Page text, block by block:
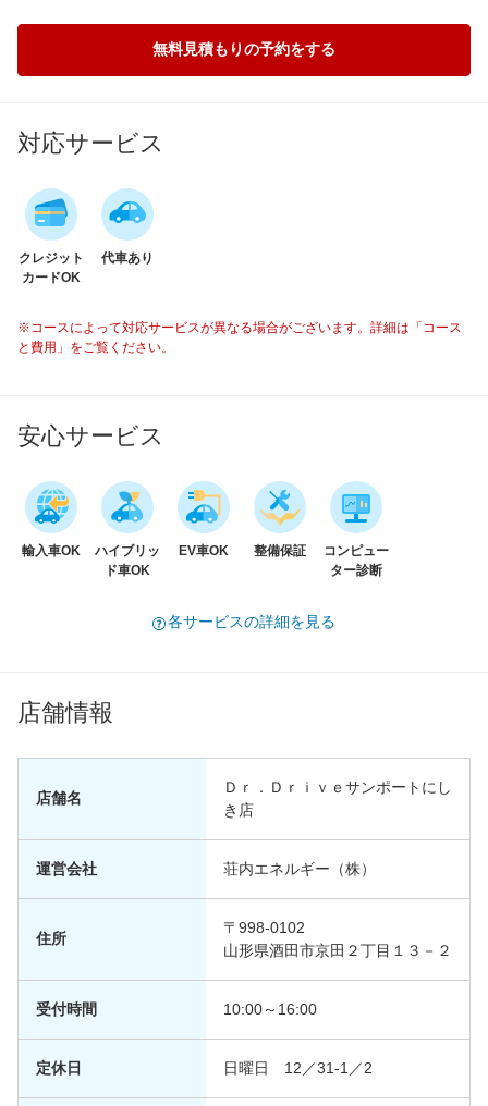
無料見積もりの予約をする
対応サービス
クレジット
カードOK
代車あり
※コースによって対応サービスが異なる場合がございます。詳細は「コース
と費用」をご覧ください。
安心サービス
輸入車OK
ハイブリッ
ド車OK
EV車OK 整備保証
コンピュー
ター診断
各サービスの詳細を見る
店舗情報
店舗名
Ｄｒ．Ｄｒｉｖｅサンポートにし
き店
運営会社 荘内エネルギー（株）
住所
〒998-0102
山形県酒田市京田２丁目１３－２
受付時間 10:00～16:00
定休日 日曜日 12／31‐1／2